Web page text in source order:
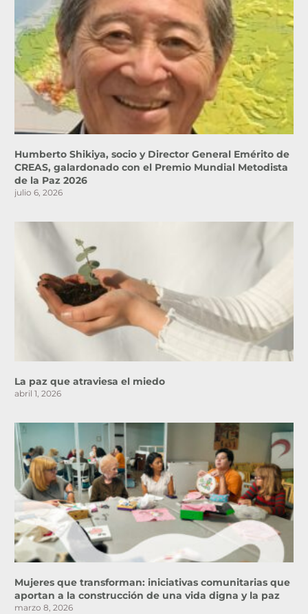
Humberto Shikiya, socio y Director General Emérito de
CREAS, galardonado con el Premio Mundial Metodista
de la Paz 2026
julio 6, 2026
La paz que atraviesa el miedo
abril 1, 2026
Mujeres que transforman: iniciativas comunitarias que
aportan a la construcción de una vida digna y la paz
marzo 8, 2026